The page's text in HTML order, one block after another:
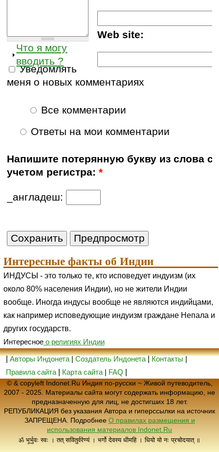
Web site:
Что я могу
вводить ?
Уведомлять
меня о новых комментариях
Все комментарии
Ответы на мои комментарии
Напишите потерянную букву из слова с
учетом регистра:*
_англадеш:
Интересные факты об Индии
ИНДУСЫ - это только те, кто исповедует индуизм (их
около 80% населения Индии), но не жители Индии
вообще. Иногда индусы вообще не являются индийцами,
как например исповедующие индуизм граждане Непала и
других государств.
Интересноео религиях Индии
|Авторы Индонета|Создатель Индонета|Контакты|
Правила сайта
Карта сайта | FAQ
© & copyleft Indonet.Ru Индия по-русски ~ Живой путеводитель,
2007 - 2025. Материалы сайта могут содержать информацию, не
предназначенную для лиц, не достигших 18 лет.
РЕПУБЛИКАЦИЯ без указания Автора и гиперссылки на источник
ЗАПРЕЩЕНА. Подробнее О правилах размещения и
использования материалов Indonet.Ru
ॐ भूर्भुवः स्वः । तत् सवितुर्वरेण्यं । भर्गो देवस्य धीमहि । धियो यो नः प्रचोदयात् ॥